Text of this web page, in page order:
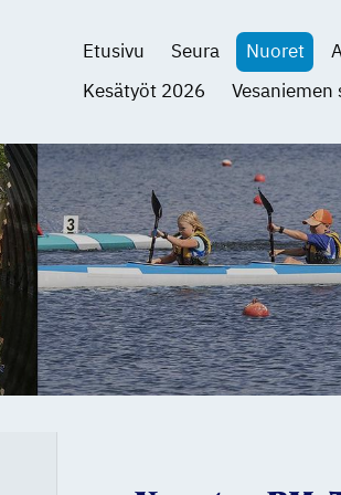
Etusivu Seura Nuoret
Kesätyöt 2026
Vesaniemen